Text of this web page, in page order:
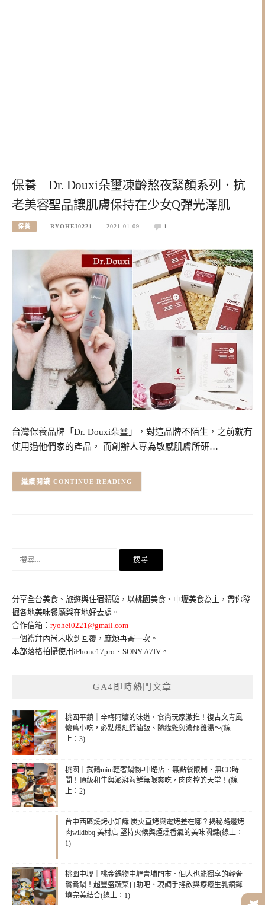
保養｜Dr. Douxi朵璽凍齡熬夜緊顏系列．抗
老美容聖品讓肌膚保持在少女Q彈光澤肌
保養 RYOHEI0221 2021-01-09 1
台灣保養品牌「Dr. Douxi朵璽」，對這品牌不陌生，之前就有
使用過他們家的產品， 而創辦人專為敏感肌膚所研…
CONTINUE READING
字:
分享全台美食、旅遊與住宿體驗，以桃園美食、中壢美食為主，帶你發
掘各地美味餐廳與在地好去處。
合作信箱： ryohei0221@gmail.com
一個禮拜內尚未收到回覆，麻煩再寄一次。
本部落格拍攝使用iPhone17pro、SONY A7IV。
GA4即時熱門文章
桃園平鎮｜辛梅阿嬤的味道．食尚玩家激推！復古文青風
懷舊小吃，必點爆紅蝦滷飯、隨緣雞與濃郁雞湯～(線
上：3)
桃園｜武鶴mini輕奢鍋物-中路店．無點餐限制、無CD時
間！頂級和牛與澎湃海鮮無限爽吃，肉肉控的天堂！(線
上：2)
台中西區燒烤小知識 炭火直烤與電烤差在哪？揭秘路邊烤
肉wildbbq 美村店 堅持火候與煙燻香氣的美味關鍵(線上：
1)
桃園中壢｜桃金鍋物中壢青埔門市．個人也能獨享的輕奢
鴛鴦鍋！超豐盛蔬菜自助吧、現調手搖飲與療癒生乳銅鑼
燒完美結合(線上：1)